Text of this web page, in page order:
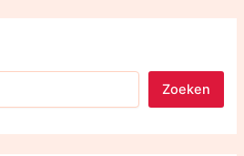
Zoeken